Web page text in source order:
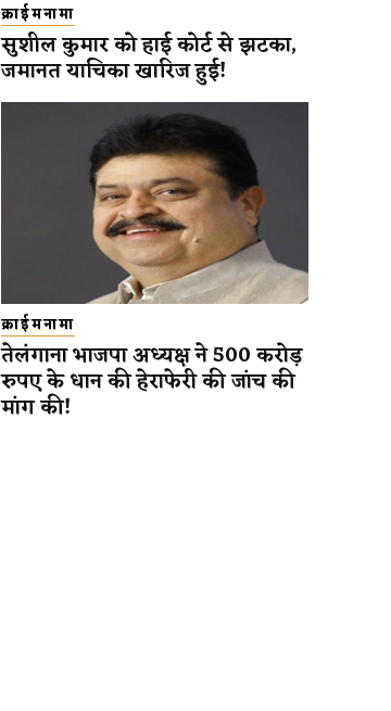
क्राईमनामा
सुशील कुमार को हाई कोर्ट से झटका,
जमानत याचिका खारिज हुई!
क्राईमनामा
तेलंगाना भाजपा अध्यक्ष ने 500 करोड़
रुपए के धान की हेराफेरी की जांच की
मांग की!